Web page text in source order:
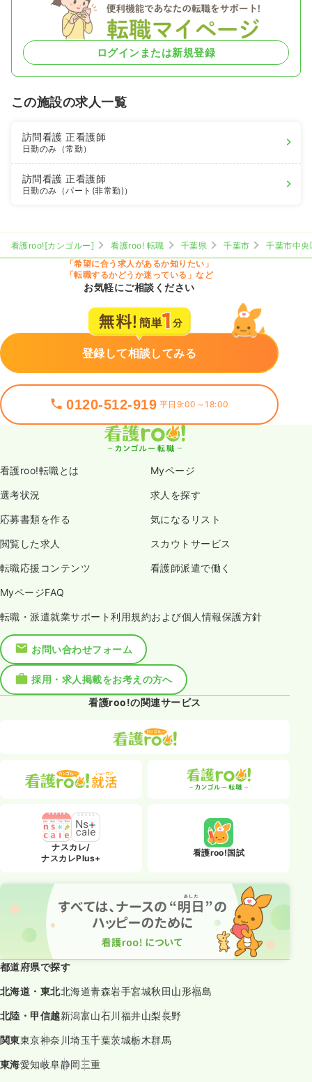
ログインまたは新規登録
この施設の求人一覧
訪問看護正看護師
日勤のみ（常勤）
訪問看護正看護師
日勤のみ（パート(非常勤)）
看護roo![カンゴルー] 看護roo! 転職 千葉県 千葉市
千葉市中央
「希望に合う求人があるか知りたい」
「転職するかどうか迷っている」など
お気軽にご相談ください
登録して相談してみる
0120-512-919 平日9:00～18:00
看護roo!転職とは Myページ
選考状況 求人を探す
応募書類を作る 気になるリスト
閲覧した求人 スカウトサービス
転職応援コンテンツ 看護師派遣で働く
MyページFAQ
転職・派遣就業サポート利用規約および個人情報保護方針
お問い合わせフォーム
採用・求人掲載をお考えの方へ
看護roo!の関連サービス
ナスカレ/
ナスカレPlus+
看護roo!国試
都道府県で探す
北海道・東北北海道青森岩手宮城秋田山形福島
北陸・甲信越新潟富山石川福井山梨長野
関東東京神奈川埼玉千葉茨城栃木群馬
東海愛知岐阜静岡三重